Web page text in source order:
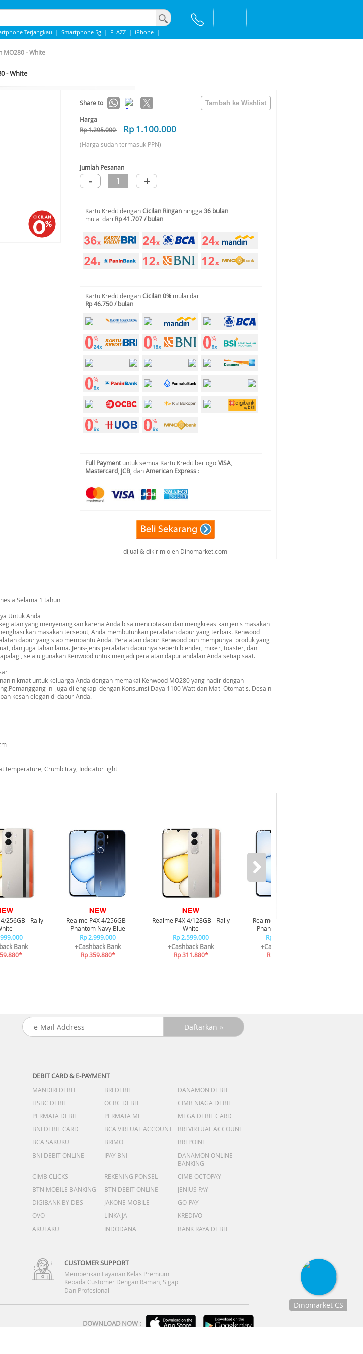
Terjangkau | Smartphone 5g | FLAZZ | iPhone |
MO280 - White
- White
Share to
Harga
Rp 1.295.000
Rp 1.100.000
(Harga sudah termasuk PPN)
Jumlah Pesanan
- 1 +
Kartu Kredit denganCicilan Ringan hingga 36 bulan
mulai dari Rp 41.707 / bulan
Kartu Kredit denganCicilan 0% mulai dari
Rp 46.750 / bulan
Full Paymentuntuk semua Kartu Kredit berlogoVISA
Mastercard JCB , danAmerican Express :
dijual & dikirim oleh Dinomarket.com
Selama 1 tahun
Untuk Anda
yang menyenangkan karena Anda bisa menciptakan dan mengkreasikan jenis masakan
masakan tersebut, Anda membutuhkan peralatan dapur yang terbaik. Kenwood
dapur yang siap membantu Anda. Peralatan dapur Kenwood pun mempunyai produk yang
dan juga tahan lama. Jenis-jenis peralatan dapurnya seperti blender, mixer, toaster, dan
selalu gunakan Kenwood untuk menjadi peralatan dapur andalan Anda setiap saat.
nikmat untuk keluarga Anda dengan memakai Kenwood MO280 yang hadir dengan
ini juga dilengkapi dengan Konsumsi Daya 1100 Watt dan Mati Otomatis. Desain
kesan elegan di dapur Anda.
temperature, Crumb tray, Indicator light
256GB - Rally
Bank
-12%*
Realme P4X 4/256GB -
Phantom Navy Blue
Rp 2.999.000
+Cashback Bank
Rp 359.880*
-12%*
Realme P4X 4/128GB - Rally
White
Rp 2.599.000
+Cashback Bank
Rp 311.880*
-12%*
Realme P4X 4/128GB -
Phantom Navy Blue
Rp 2.599.000
+Cashback Bank
Rp 311.880*
DEBIT CARD & E-PAYMENT
MANDIRI DEBIT BRI DEBIT
DANAMON DEBIT
HSBC DEBIT
OCBC DEBIT
CIMB NIAGA DEBIT
PERMATA DEBIT
PERMATA ME
MEGA DEBIT CARD
BNI DEBIT CARD
BCA VIRTUAL ACCOUNT
BRI VIRTUAL ACCOUNT
BCA SAKUKU
BRIMO
BRI POINT
BNI DEBIT ONLINE
IPAY BNI
DANAMON ONLINE
BANKING
CIMB CLICKS
REKENING PONSEL
CIMB OCTOPAY
BTN MOBILE BANKING
BTN DEBIT ONLINE
JENIUS PAY
DIGIBANK BY DBS
JAKONE MOBILE
GO-PAY
OVO
LINKAJA
KREDIVO
AKULAKU
INDODANA BANK RAYA DEBIT
CUSTOMER SUPPORT
Memberikan Layanan Kelas Premium
Kepada Customer Dengan Ramah, Sigap
Dan Profesional
DOWNLOAD NOW :
Dinomarket CS